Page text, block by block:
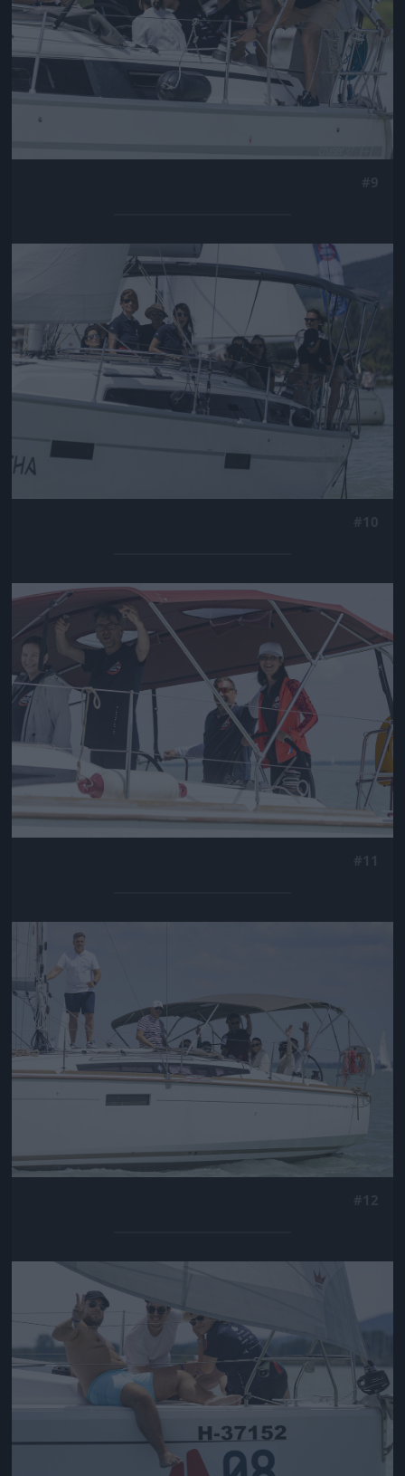
Jön még kép!
Jön még kép!